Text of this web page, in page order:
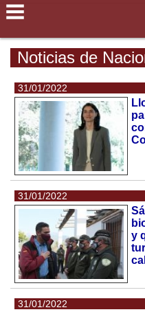
Noticias de
31/01/2022
31/01/2022
y
31/01/2022